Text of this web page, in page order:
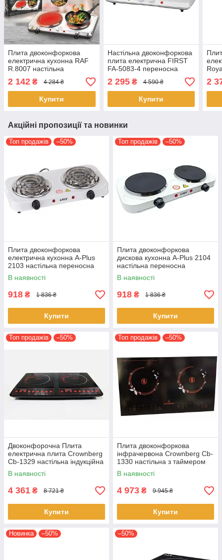
Плита двоконфоркова
електрична кухонна RAF
R.8007 настільна
переносна електроплита
дискова
2 142 ₴ 4 284 ₴
Купити
Настільна двоконфоркова
плита електрична FIRST
FA-5083-4 переносна
електроплита
2 295₴ 4 590 ₴
Купити
2
Акційні пропозиції та новинки
Топ продажів –50%
Плита двоконфоркова
електрична кухонна A-Plus
2103 настільна переносна
електроплита спіральна 2000
Вт
В наявності
918 ₴ 1 836 ₴
Купити
Топ продажів –50%
Плита двоконфоркова
дискова кухонна A-Plus 2104
настільна переносна
електроплита 2000 Вт Білий
В наявності
918 ₴ 1 836 ₴
Купити
Топ продажів –50%
Двоконфорочна Плита
електрична плита Crownberg
Cb-1329 настільна індукційна
з таймером
В наявності
4 361 ₴ 8 721 ₴
Купити
Топ продажів –50%
Плита двоконфоркова
інфрачервона Crownberg Cb-
1330 настільна з таймером
В наявності
4 973 ₴ 9 945 ₴
Купити
Новинка –50% –50%